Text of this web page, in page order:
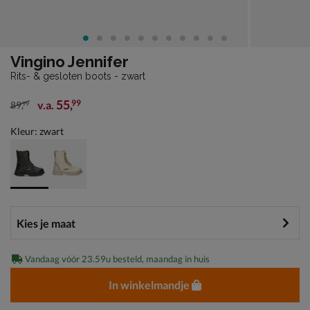
Vingino Jennifer
Rits- & gesloten boots - zwart
van € 89,99 vanaf € 55,99
89,99 v.a. 55,99
Kleur: zwart
Vandaag vóór 23.59u besteld, maandag in huis
In winkelmandje